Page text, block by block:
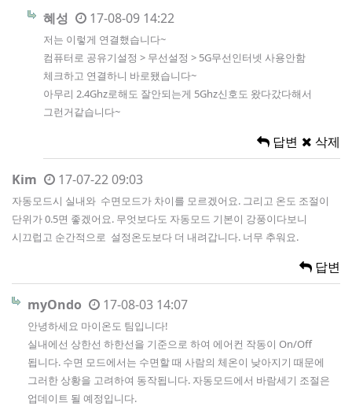
혜성 17-08-09 14:22
저는 이렇게 연결했습니다~
컴퓨터로 공유기설정 > 무선설정 > 5G무선인터넷 사용안함
체크하고 연결하니 바로됐습니다~
아무리 2.4Ghz로해도 잘안되는게 5Ghz신호도 왔다갔다해서
그런거같습니다~
답변 삭제
Kim 17-07-22 09:03
자동모드시 실내와 수면모드가 차이를 모르겠어요. 그리고 온도 조절이
단위가 0.5면 좋겠어요. 무엇보다도 자동모드 기본이 강풍이다보니
시끄럽고 순간적으로 설정온도보다 더 내려갑니다. 너무 추워요.
답변
myOndo 17-08-03 14:07
안녕하세요 마이온도 팀입니다!
실내에선 상한선 하한선을 기준으로 하여 에어컨 작동이 On/Off
됩니다. 수면 모드에서는 수면할 때 사람의 체온이 낮아지기 때문에
그러한 상황을 고려하여 동작됩니다. 자동모드에서 바람세기 조절은
업데이트 될 예정입니다.